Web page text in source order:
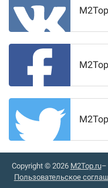
Copyright © 2026 M2Top.ru–
Пользовательское